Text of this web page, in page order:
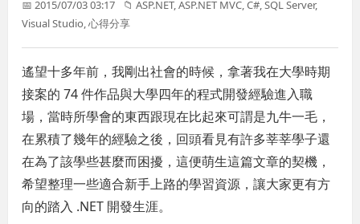
📅 2015/07/03 03:17 📁ASP.NET,ASP.NET MVC ,C# ,SQL Server,
Visual Studio ,心得分享
遙望十多年前，我剛出社會的時候，拿著我在大學時期
接案的 74 件作品與大學四年的程式開發經驗進入職
場，當時所學會的東西跟現在比起來可謂是九牛一毛，
在累積了幾年的經驗之後，回頭看見有許多莘莘學子還
在為了該學些甚麼而困擾，這便萌生這篇文章的契機，
希望整理一些適合新手上路的學習資源，讓大家更有方
向的踏入 .NET 開發生涯。